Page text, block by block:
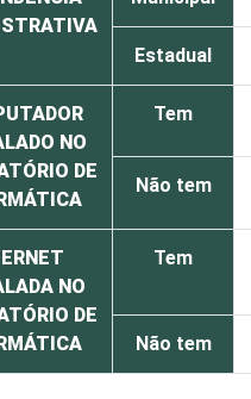
Estadual
NO
DE
Tem
Não tem
NO
DE
Tem
Não tem